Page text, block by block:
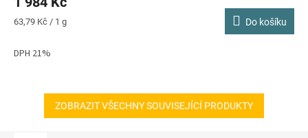
Měrná
63,79 Kč / 1 g Do košíku
DPH 21%
ZOBRAZIT VŠECHNY SOUVISEJÍCÍ PRODUKTY